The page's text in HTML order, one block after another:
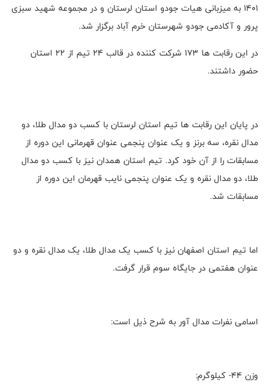
1401 به میزبانی هیات جودو استان لرستان و در مجموعه شهید سبزی
پرور و آکادمی جودو شهرستان خرم آباد برگزار شد.
در این رقابت ها 173 شرکت کننده در قالب 24 تیم از 22 استان
حضور داشتند.
در پایان این رقابت ها تیم استان لرستان با کسب دو مدال طلا، دو
مدال نقره، سه برنز و یک عنوان پنجمی عنوان قهرمانی این دوره از
مسابقات را از آن‌ خود کرد. تیم استان همدان نیز با کسب دو مدال
طلا، دو‌ مدال نقره و یک عنوان پنجمی نایب قهرمان این دوره از
مسابقات شد.
اما تیم استان اصفهان نیز با کسب یک مدال طلا، یک مدال نقره و دو
عنوان هفتمی در جایگاه سوم قرار گرفت.
اسامی نفرات مدال آور به شرح ذیل است:
وزن ۴۴- کیلوگرم: